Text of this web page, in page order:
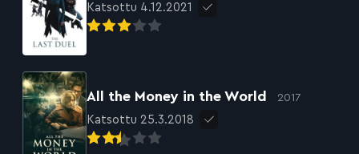
Katsottu 4.12.2021
All the Money in the World 2017
Katsottu 25.3.2018